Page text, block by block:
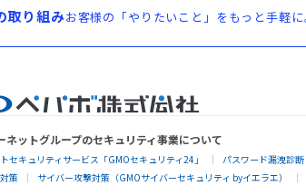
取り組みお客様の「やりたいこと」をもっと手軽
ネットグループのセキュリティ事業について
セキュリティサービス「GMOセキュリティ24」 パスワード漏洩診断
策
サイバー攻撃対策（GMOサイバーセキュリティ byイエラエ）